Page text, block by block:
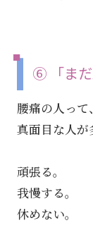
⑥ 「まだ
腰痛の人って、
真面目な人が
頑張る。
我慢する。
休めない。